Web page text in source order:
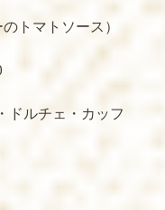
トマトソース）
ドルチェ・カッフ